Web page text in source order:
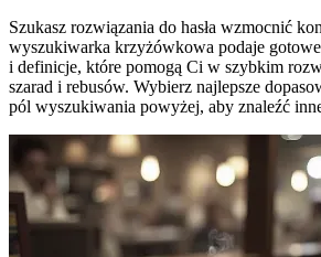
Szukasz rozwiązania do hasła wzmocnić
wyszukiwarka krzyżówkowa podaje
i definicje, które pomogą Ci w szybkim
szarad i rebusów. Wybierz najlepsze
pól wyszukiwania powyżej, aby znaleźć